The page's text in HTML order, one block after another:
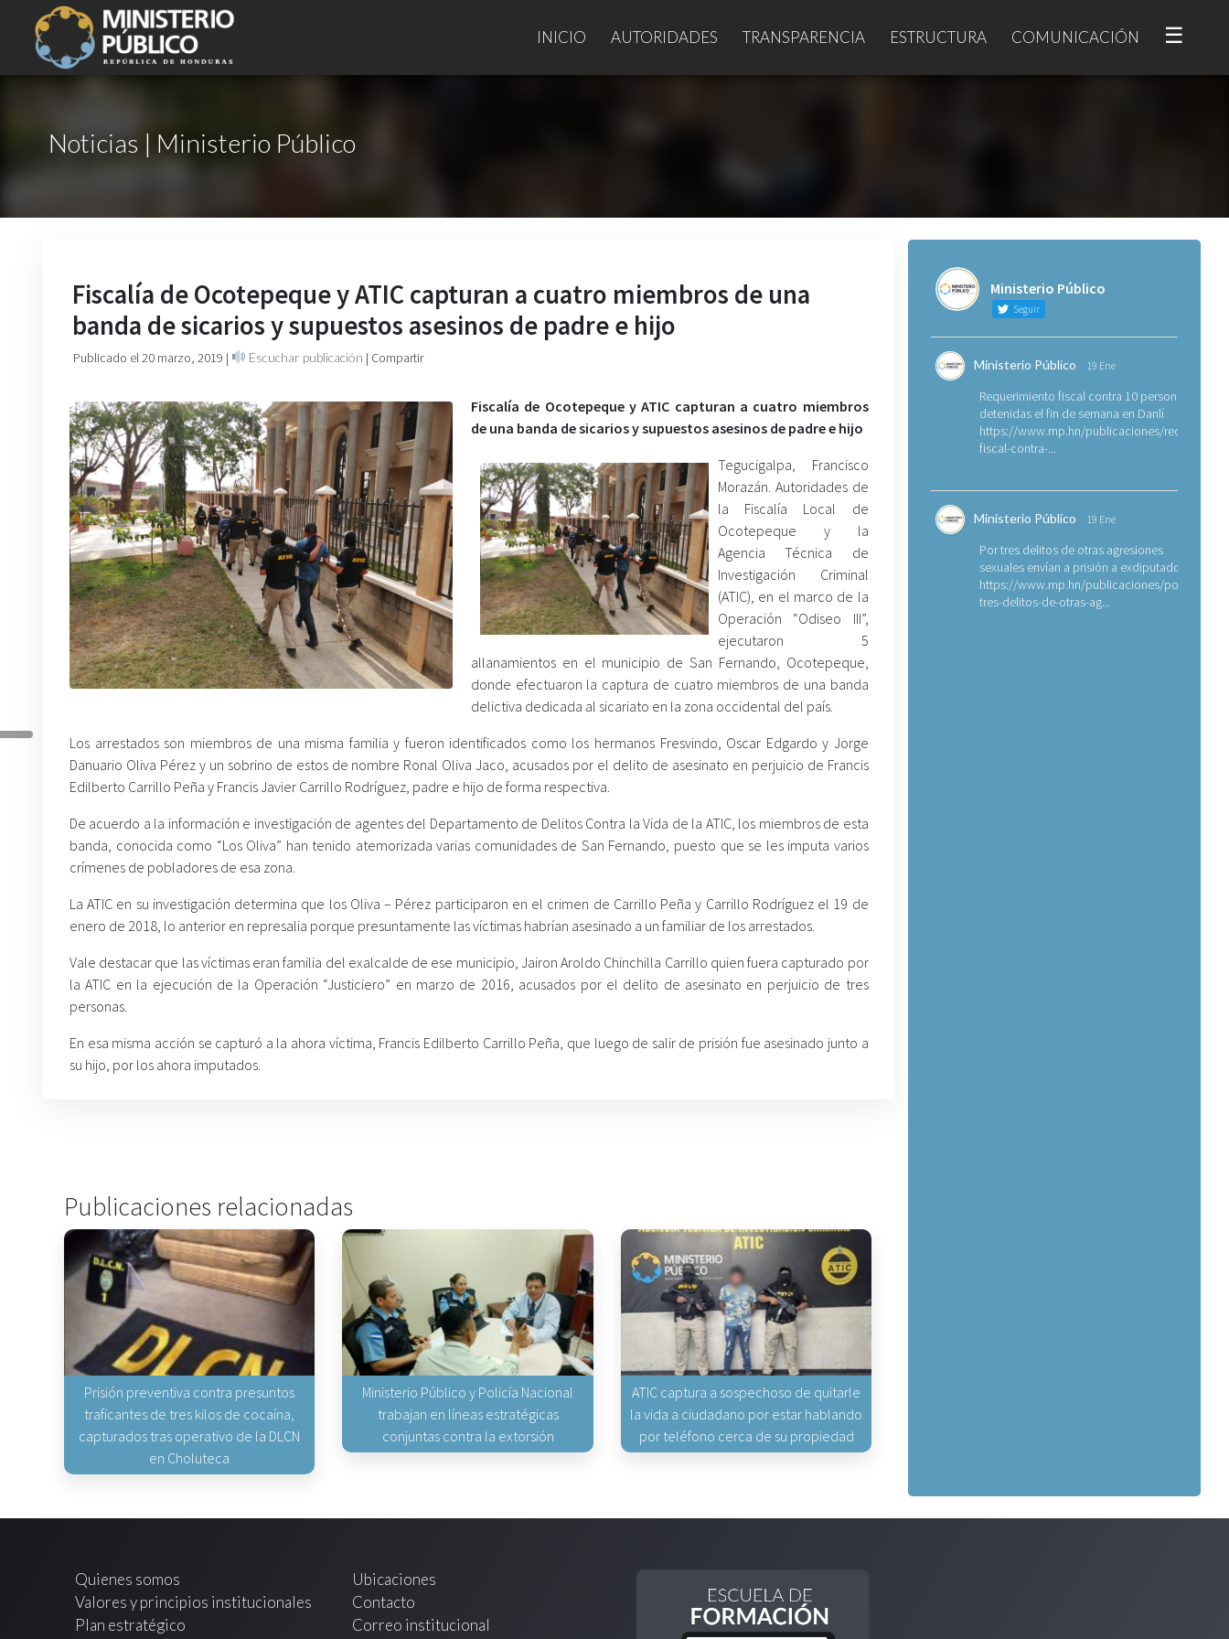
INICIO AUTORIDADES TRANSPARENCIA ESTRUCTURA COMUNICACIÓN ☰
Noticias | Ministerio Público
Fiscalía de Ocotepeque y ATIC capturan a cuatro miembros de una
banda de sicarios y supuestos asesinos de padre e hijo
Publicado el 20 marzo, 2019 | Escuchar publicación | Compartir
Fiscalía de Ocotepeque y ATIC capturan a cuatro miembros
de una banda de sicarios y supuestos asesinos de padre e hijo
Tegucigalpa, Francisco
Morazán. Autoridades de
la Fiscalía Local de
Ocotepeque y la
Agencia Técnica de
Investigación Criminal
(ATIC), en el marco de la
Operación “Odiseo III”,
ejecutaron 5
allanamientos en el municipio de San Fernando, Ocotepeque,
donde efectuaron la captura de cuatro miembros de una banda
delictiva dedicada al sicariato en la zona occidental del país.
Los arrestados son miembros de una misma familia y fueron identificados como los hermanos Fresvindo, Oscar Edgardo y Jorge
Danuario Oliva Pérez y un sobrino de estos de nombre Ronal Oliva Jaco, acusados por el delito de asesinato en perjuicio de Francis
Edilberto Carrillo Peña y Francis Javier Carrillo Rodríguez, padre e hijo de forma respectiva.
De acuerdo a la información e investigación de agentes del Departamento de Delitos Contra la Vida de la ATIC, los miembros de esta
banda, conocida como “Los Oliva” han tenido atemorizada varias comunidades de San Fernando, puesto que se les imputa varios
crímenes de pobladores de esa zona.
La ATIC en su investigación determina que los Oliva – Pérez participaron en el crimen de Carrillo Peña y Carrillo Rodríguez el 19 de
enero de 2018, lo anterior en represalia porque presuntamente las víctimas habrían asesinado a un familiar de los arrestados.
Vale destacar que las víctimas eran familia del exalcalde de ese municipio, Jairon Aroldo Chinchilla Carrillo quien fuera capturado por
la ATIC en la ejecución de la Operación “Justiciero” en marzo de 2016, acusados por el delito de asesinato en perjuicio de tres
personas.
En esa misma acción se capturó a la ahora víctima, Francis Edilberto Carrillo Peña, que luego de salir de prisión fue asesinado junto a
su hijo, por los ahora imputados.
Publicaciones relacionadas
Prisión preventiva contra presuntos
traficantes de tres kilos de cocaína,
capturados tras operativo de la DLCN
en Choluteca
Ministerio Público y Policía Nacional
trabajan en líneas estratégicas
conjuntas contra la extorsión
ATIC captura a sospechoso de quitarle
la vida a ciudadano por estar hablando
por teléfono cerca de su propiedad
Ministerio Público
Seguir
Ministerio Público 19 Ene
Requerimiento fiscal contra 10 personas
detenidas el fin de semana en Danlí
https://www.mp.hn/publicaciones/
fiscal-contra-...
Ministerio Público 19 Ene
Por tres delitos de otras agresiones
sexuales envían a prisión a exdiputado
https://www.mp.hn/publicaciones/por-
tres-delitos-de-otras-ag...
Quienes somos
Valores y principios institucionales
Plan estratégico
Ubicaciones
Contacto
Correo institucional